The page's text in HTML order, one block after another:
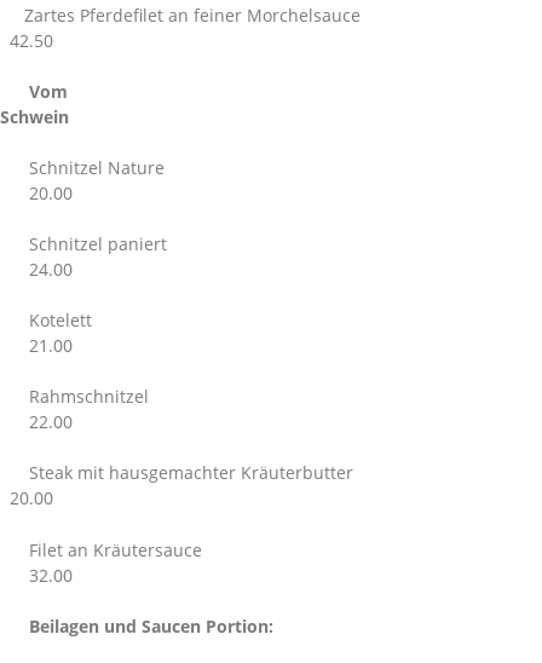
Zartes Pferdefilet an feiner Morchelsauce
42.50
Vom
Schwein
Schnitzel Nature
20.00
Schnitzel paniert
24.00
Kotelett
21.00
Rahmschnitzel
22.00
Steak mit hausgemachter Kräuterbutter
20.00
Filet an Kräutersauce
32.00
Beilagen und Saucen Portion: